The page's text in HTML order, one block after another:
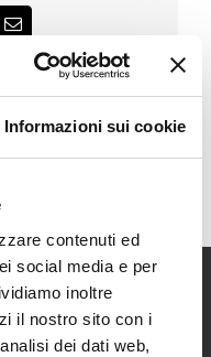
Informazioni sui cookie
contenuti ed
social media e per
inoltre
il nostro sito con i
dei dati web,
Email